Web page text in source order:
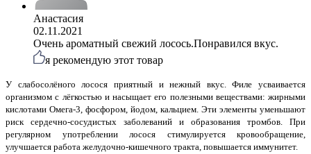
Анастасия
02.11.2021
Очень ароматный свежий лосось.Понравился вкус.
я рекомендую этот товар
У слабосолёного лосося приятный и нежный вкус. Филе усваивается
организмом с лёгкостью и насыщает его полезными веществами: жирными
кислотами Омега-3, фосфором, йодом, кальцием. Эти элементы уменьшают
риск сердечно-сосудистых заболеваний и образования тромбов. При
регулярном употреблении лосося стимулируется кровообращение,
улучшается работа желудочно-кишечного тракта, повышается иммунитет.